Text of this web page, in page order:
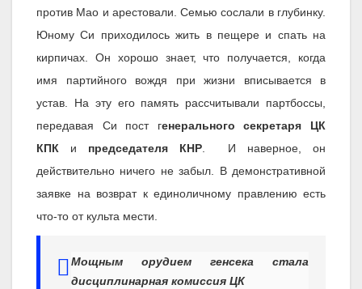
против Мао и арестовали. Семью сослали в глубинку.
Юному Си приходилось жить в пещере и спать на
кирпичах. Он хорошо знает, что получается, когда
имя партийного вождя при жизни вписывается в
устав. На эту его память рассчитывали партбоссы,
передавая Си пост генерального секретаря ЦК
КПК и председателя КНР . И наверное, он
действительно ничего не забыл. В демонстративной
заявке на возврат к единоличному правлению есть
что-то от культа мести.
Мощным орудием генсека стала
дисциплинарная комиссия ЦК